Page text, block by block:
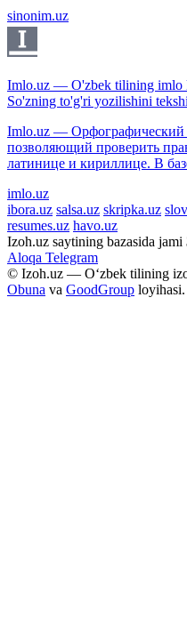
sinonim.uz
Imlo.uz — O'zbek tilining imlo
So'zning to'g'ri yozilishini
Imlo.uz — Орфографический
позволяющий проверить
латинице и кириллице. В
imlo.uz
ibora.uz salsa.uz skripka.uz
resumes.uz havo.uz
Izoh.uz saytining bazasida jami
Aloqa Telegram
© Izoh.uz — O‘zbek tilining
Obuna va GoodGroup loyihasi.